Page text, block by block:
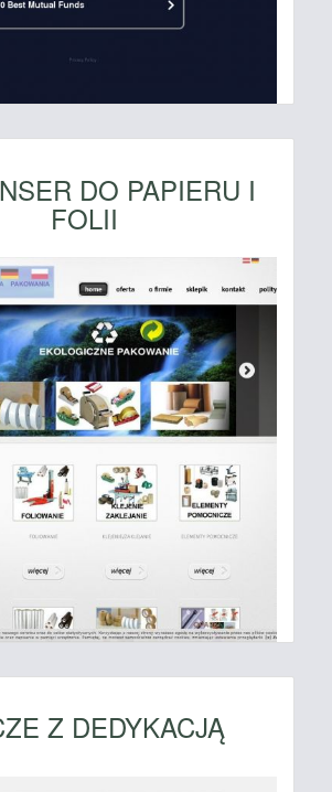
DO PAPIERU I
FOLII
Z DEDYKACJĄ